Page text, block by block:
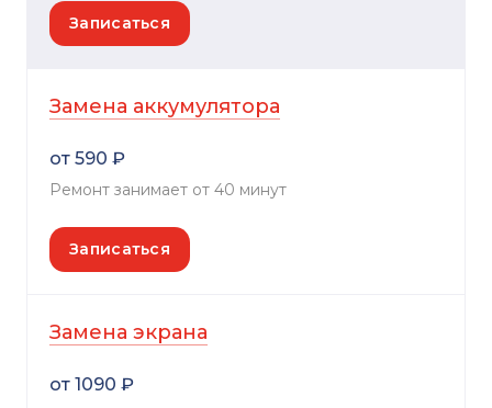
Записаться
Замена аккумулятора
от 590 ₽
Ремонт занимает от 40 минут
Записаться
Замена экрана
от 1090 ₽